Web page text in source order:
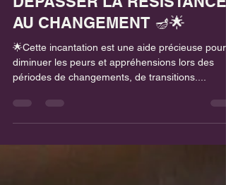
DÉESSE KÂLI POUR
DÉPASSER LA RÉSISTANCE
AU CHANGEMENT 🪔🌟
🌟Cette incantation est une aide précieuse pour